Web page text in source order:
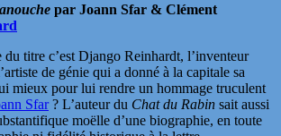
par Joann Sfar & Clément
du titre c’est Django Reinhardt, l’inventeur
de génie qui a donné à la capitale sa
mieux pour lui rendre un hommage truculent
Sfar? L’auteur du Chat du Rabin sait aussi
moëlle d’une biographie, en toute